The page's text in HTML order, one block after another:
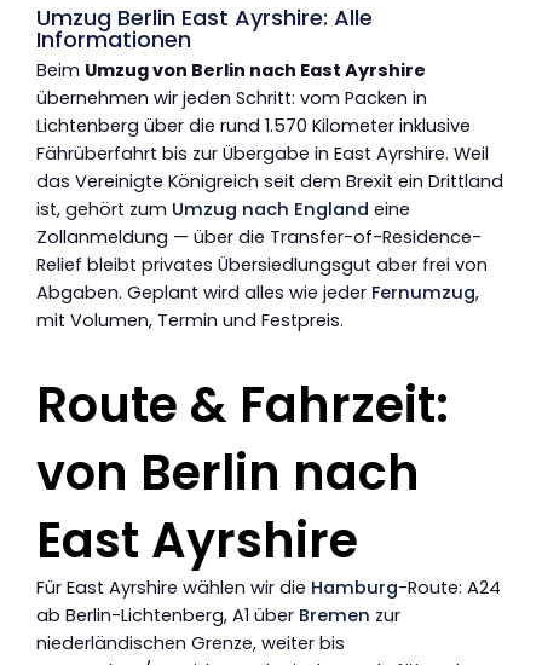
Umzug Berlin East Ayrshire: Alle
Informationen
Beim Umzug von Berlin nach East Ayrshire
übernehmen wir jeden Schritt: vom Packen in
Lichtenberg über die rund 1.570 Kilometer inklusive
Fährüberfahrt bis zur Übergabe in East Ayrshire. Weil
das Vereinigte Königreich seit dem Brexit ein Drittland
ist, gehört zum Umzug nach England eine
Zollanmeldung — über die Transfer-of-Residence-
Relief bleibt privates Übersiedlungsgut aber frei von
Abgaben. Geplant wird alles wie jeder Fernumzug,
mit Volumen, Termin und Festpreis.
Route & Fahrzeit:
von Berlin nach
East Ayrshire
Für East Ayrshire wählen wir die Hamburg-Route: A24
ab Berlin-Lichtenberg, A1 über Bremen zur
niederländischen Grenze, weiter bis